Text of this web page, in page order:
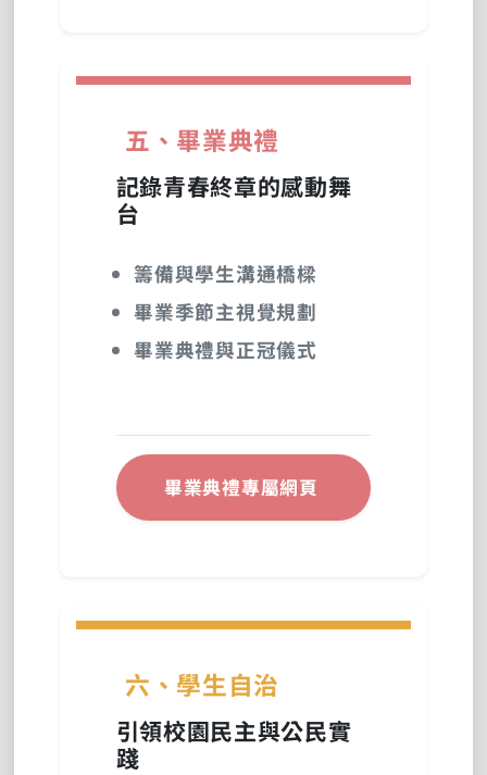
五、畢業典禮
記錄青春終章的感動舞
台
籌備與學生溝通橋樑
畢業季節主視覺規劃
畢業典禮與正冠儀式
畢業典禮專屬網頁
六、學生自治
引領校園民主與公民實
踐